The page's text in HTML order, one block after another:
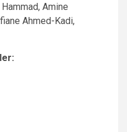
Amine
Ahmed-Kadi,